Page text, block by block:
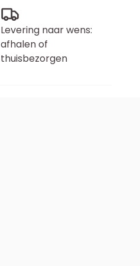
Levering naar wens:
afhalen of
thuisbezorgen